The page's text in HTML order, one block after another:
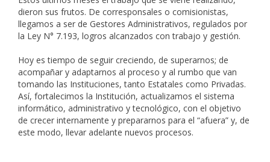
dieron sus frutos. De corresponsales o comisionistas,
llegamos a ser de Gestores Administrativos, regulados por
la Ley N° 7.193, logros alcanzados con trabajo y gestión.
Hoy es tiempo de seguir creciendo, de superarnos; de
acompañar y adaptarnos al proceso y al rumbo que van
tomando las Instituciones, tanto Estatales como Privadas.
Así, fortalecimos la Institución, actualizamos el sistema
informático, administrativo y tecnológico, con el objetivo
de crecer internamente y prepararnos para el “afuera” y, de
este modo, llevar adelante nuevos procesos.